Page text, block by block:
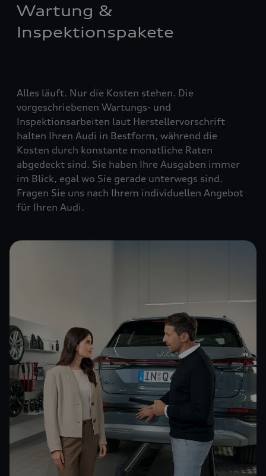
Wartung &
Inspektionspakete
Alles läuft. Nur die Kosten stehen. Die
vorgeschriebenen Wartungs- und
Inspektionsarbeiten laut Herstellervorschrift
halten Ihren Audi in Bestform, während die
Kosten durch konstante monatliche Raten
abgedeckt sind. Sie haben Ihre Ausgaben immer
im Blick, egal wo Sie gerade unterwegs sind.
Fragen Sie uns nach Ihrem individuellen Angebot
für Ihren Audi.